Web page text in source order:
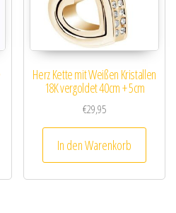
Herz Kette mit Weißen Kristallen
18K vergoldet 40cm + 5cm
€29,95
In den Warenkorb